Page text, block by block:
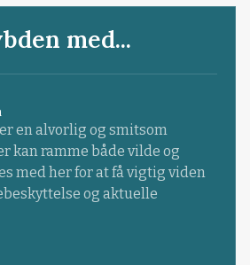
med...
en alvorlig og smitsom
kan ramme både vilde og
med her for at få vigtig viden
og aktuelle